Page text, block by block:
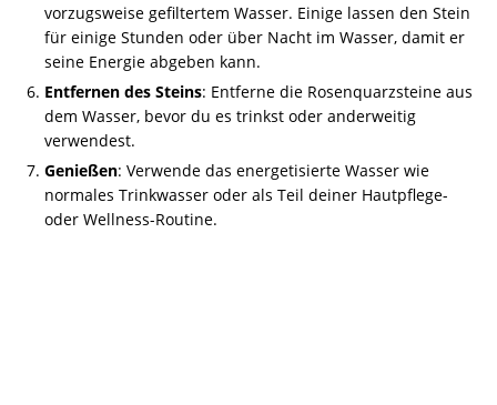
vorzugsweise gefiltertem Wasser. Einige lassen den Stein
für einige Stunden oder über Nacht im Wasser, damit er
seine Energie abgeben kann.
Entfernen des Steins: Entferne die Rosenquarzsteine aus
dem Wasser, bevor du es trinkst oder anderweitig
verwendest.
Genießen: Verwende das energetisierte Wasser wie
normales Trinkwasser oder als Teil deiner Hautpflege-
oder Wellness-Routine.